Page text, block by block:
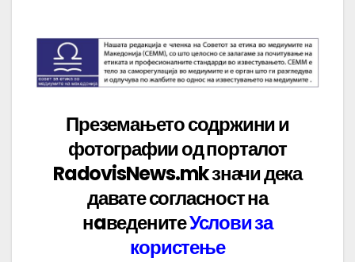
Преземањето содржини и
фотографии од порталот
RadovisNews.mk значи дека
даватесогласност на
нaведенитеУслови за
користење